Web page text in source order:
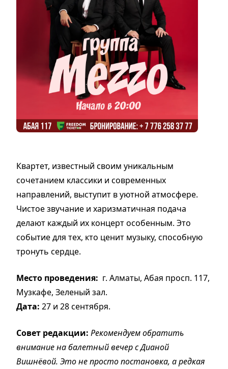
Квартет, известный своим уникальным
сочетанием классики и современных
направлений, выступит в уютной атмосфере.
Чистое звучание и харизматичная подача
делают каждый их концерт особенным. Это
событие для тех, кто ценит музыку, способную
тронуть сердце.
Место проведения: г. Алматы, Абая просп. 117,
Музкафе, Зеленый зал.
Дата: 27 и 28 сентября.
Совет редакции: Рекомендуем обратить
внимание набалетный вечер с Дианой
Вишнёвой. Это не просто постановка, а редкая